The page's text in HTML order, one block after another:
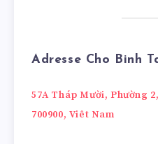
Adresse Cho Binh
57A Tháp Mười, Phường
700900, Viêt Nam